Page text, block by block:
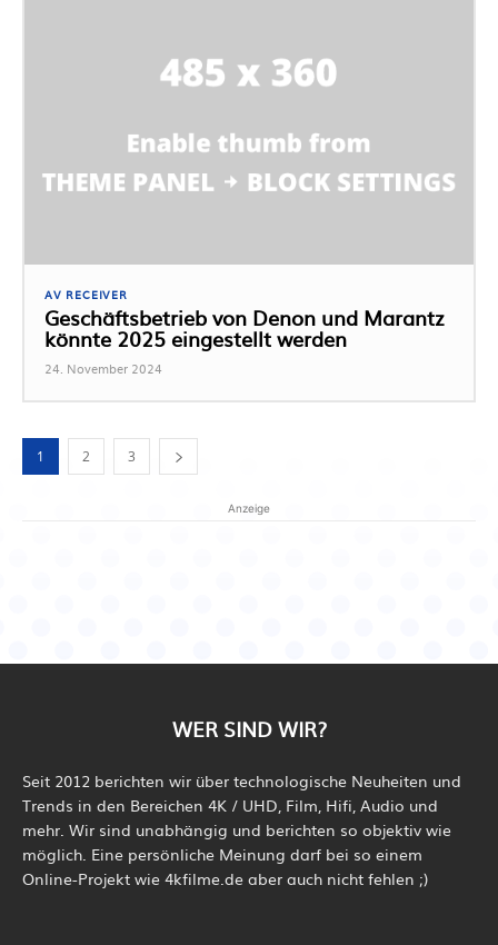
AV RECEIVER
Geschäftsbetrieb von Denon und Marantz
könnte 2025 eingestellt werden
24. November 2024
1 2 3
Anzeige
WER SIND WIR?
Seit 2012 berichten wir über technologische Neuheiten und
Trends in den Bereichen 4K / UHD, Film, Hifi, Audio und
mehr. Wir sind unabhängig und berichten so objektiv wie
möglich. Eine persönliche Meinung darf bei so einem
Online-Projekt wie 4kfilme.de aber auch nicht fehlen ;)